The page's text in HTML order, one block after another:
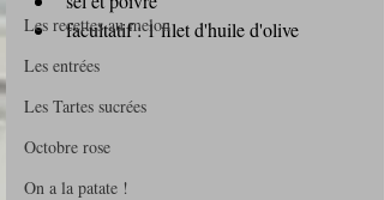
Les recettes au melon
Les entrées
Les Tartes sucrées
Octobre rose
On a la patate !
facultatif : 1 filet d'huile d'olive